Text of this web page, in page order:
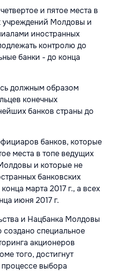
и пятое места в
учреждений Молдовы и
иностранных
контролю до
банки - до конца
должным образом
конечных
банков страны до
банков, которые
места в топе ведущих
и которые не
банковских
марта 2017 г., а всех
июня 2017 г.
и Нацбанка Молдовы
специальное
акционеров
того, достигнут
выбора